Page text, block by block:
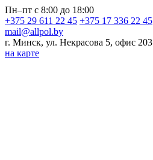
Пн–пт с 8:00 до 18:00
+375 29 611 22 45 +375 17 336 22 45
mail@allpol.by
г. Минск, ул. Некрасова 5, офис 203
на карте